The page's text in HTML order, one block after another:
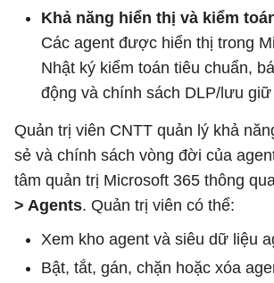
Khả năng hiển thị và kiểm
Các agent được hiển thị trong
Nhật ký kiểm toán tiêu chuẩn,
động và chính sách DLP/lưu
Quản trị viên CNTT quản lý khả
sẻ và chính sách vòng đời của
tâm quản trị Microsoft 365 thông
> Agents. Quản trị viên có thể:
Xem kho agent và siêu dữ liệu
Bật, tắt, gán, chặn hoặc xóa